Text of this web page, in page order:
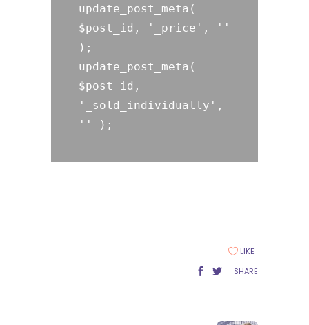
update_post_meta(
$post_id, '_price', ''
);
update_post_meta(
$post_id,
'_sold_individually',
'' );
LIKE
SHARE